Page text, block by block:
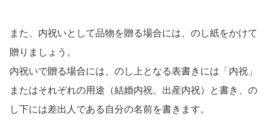
また、内祝いとして品物を贈る場合には、のし紙をかけて
贈りましょう。
内祝いで贈る場合には、のし上となる表書きには「内祝」
またはそれぞれの用途（結婚内祝、出産内祝）と書き、の
し下には差出人である自分の名前を書きます。